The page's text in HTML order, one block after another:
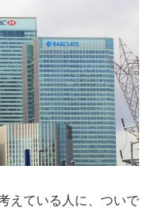
えている人に、ついで